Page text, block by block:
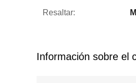
Resaltar:
Información sobre el